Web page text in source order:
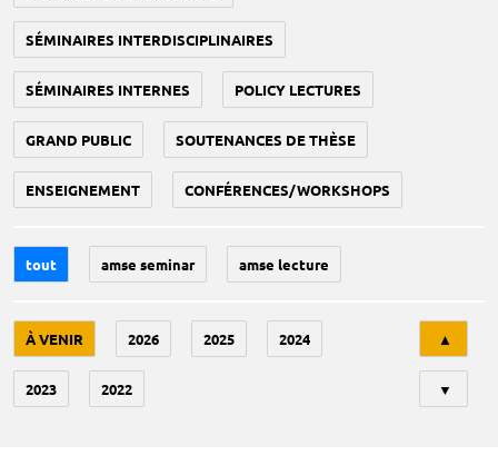
SÉMINAIRES INTERDISCIPLINAIRES
SÉMINAIRES INTERNES POLICY LECTURES
GRAND PUBLIC SOUTENANCES DE THÈSE
ENSEIGNEMENT CONFÉRENCES/WORKSHOPS
tout amse seminar amse lecture
À VENIR 2026 2025 2024
2023 2022
▲
▼